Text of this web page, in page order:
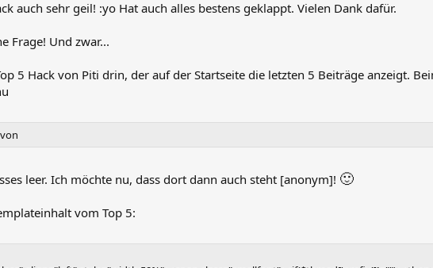
auch sehr geil! :yo Hat auch alles bestens geklappt. Vielen Dank dafür.
Frage! Und zwar...
5 Hack von Piti drin, der auf der Startseite die letzten 5 Beiträge anzeigt.
leer. Ich möchte nu, dass dort dann auch steht [anonym]! 🙂
vom Top 5: